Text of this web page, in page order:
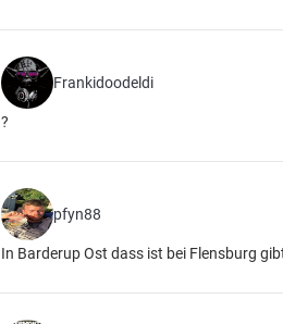
Frankidoodeldi
?
pfyn88
In Barderup Ost dass ist bei Flensburg